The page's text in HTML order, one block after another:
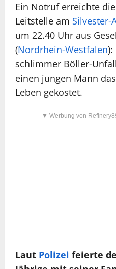
Ein Notruf erreichte die
Leitstelle am Silvester-
um 22.40 Uhr aus
(Nordrhein-Westfalen):
schlimmer Böller-
einen jungen Mann das
Leben gekostet.
▼ Werbung von
Laut Polizei feierte